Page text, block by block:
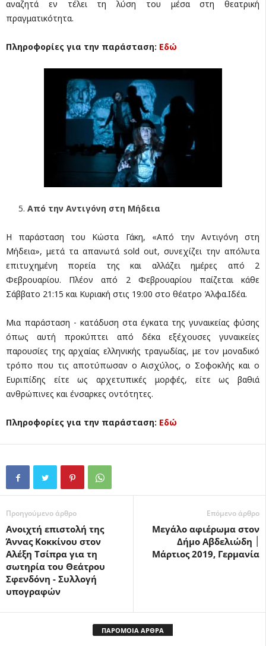
αναζητά εν τέλει τη λύση του μέσα στη θεατρική
πραγματικότητα.
Πληροφορίες για την παράσταση: Εδώ
Από την Αντιγόνη στη Μήδεια
Η παράσταση του Κώστα Γάκη, «Από την Αντιγόνη στη
Μήδεια», μετά τα απανωτά sold out, συνεχίζει την απόλυτα
επιτυχημένη πορεία της και αλλάζει ημέρες από 2
Φεβρουαρίου. Πλέον από 2 Φεβρουαρίου παίζεται κάθε
Σάββατο 21:15 και Κυριακή στις 19:00 στο θέατρο Άλφα.Ιδέα.
Μια παράσταση - κατάδυση στα έγκατα της γυναικείας φύσης
όπως αυτή προκύπτει από δέκα εξέχουσες γυναικείες
παρουσίες της αρχαίας ελληνικής τραγωδίας, με τον μοναδικό
τρόπο που τις αποτύπωσαν ο Αισχύλος, ο Σοφοκλής και ο
Ευριπίδης είτε ως αρχετυπικές μορφές, είτε ως βαθιά
ανθρώπινες και ένσαρκες οντότητες.
Πληροφορίες για την παράσταση: Εδώ
Προηγούμενο άρθρο
Ανοιχτή επιστολή της
Άννας Κοκκίνου στον
Αλέξη Τσίπρα για τη
σωτηρία του Θεάτρου
Σφενδόνη - Συλλογή
υπογραφών
Επόμενο άρθρο
Μεγάλο αφιέρωμα στον
Δήμο Αβδελιώδη ׀
Μάρτιος 2019, Γερμανία
ΠΑΡΟΜΟΙΑ ΑΡΘΡΑ